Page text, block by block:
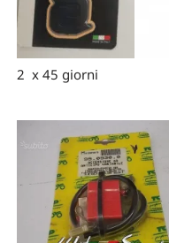
2 x 45 giorni